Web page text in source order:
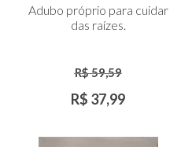
Carrinho
Adubo próprio para cuidar
das raízes.
R$ 59,59
R$ 37,99